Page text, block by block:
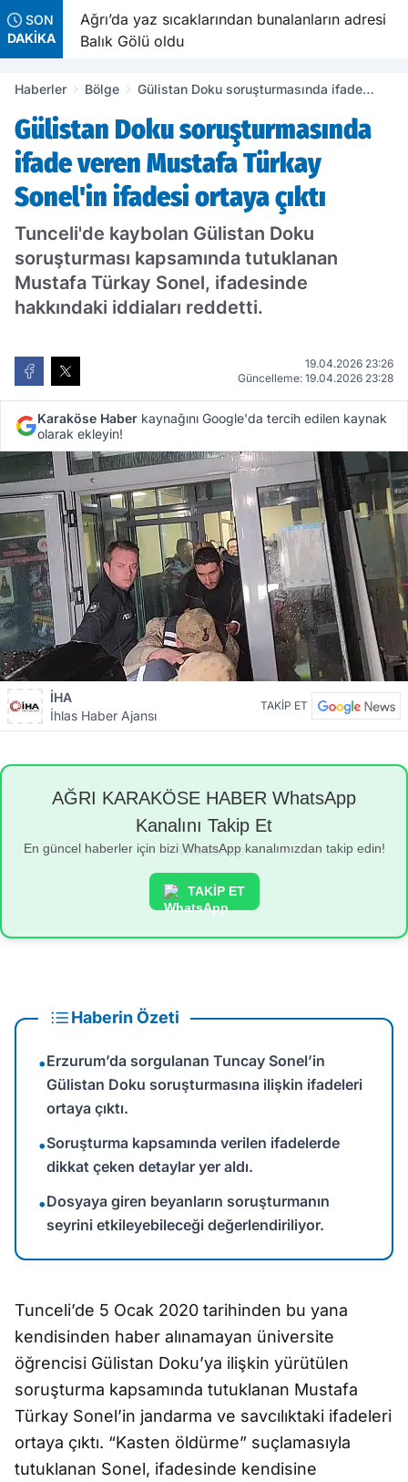
SON
DAKİKA
Ağrı’da yaz sıcaklarından bunalanların adresi
Balık Gölü oldu
Haberler Bölge
Gülistan Doku soruşturmasında ifade
ortaya çıktı
Gülistan Doku soruşturmasında
ifade veren Mustafa Türkay
Sonel'in ifadesi ortaya çıktı
Tunceli'de kaybolan Gülistan Doku
soruşturması kapsamında tutuklanan
Mustafa Türkay Sonel, ifadesinde
hakkındaki iddiaları reddetti.
19.04.2026 23:26
Güncelleme: 19.04.2026 23:28
Karaköse Haber kaynağını Google'da tercih edilen kaynak
olarak ekleyin!
İHA
İhlas Haber Ajansı
TAKİP ET
AĞRI KARAKÖSE HABER WhatsApp
Kanalını Takip Et
En güncel haberler için bizi WhatsApp kanalımızdan takip edin!
TAKİP ET
Haberin Özeti
•Erzurum’da sorgulanan Tuncay Sonel’in
Gülistan Doku soruşturmasına ilişkin ifadeleri
ortaya çıktı.
•Soruşturma kapsamında verilen ifadelerde
dikkat çeken detaylar yer aldı.
•Dosyaya giren beyanların soruşturmanın
seyrini etkileyebileceği değerlendiriliyor.
Tunceli’de 5 Ocak 2020 tarihinden bu yana
kendisinden haber alınamayan üniversite
öğrencisi Gülistan Doku’ya ilişkin yürütülen
soruşturma kapsamında tutuklanan Mustafa
Türkay Sonel’in jandarma ve savcılıktaki ifadeleri
ortaya çıktı. “Kasten öldürme” suçlamasıyla
tutuklanan Sonel, ifadesinde kendisine